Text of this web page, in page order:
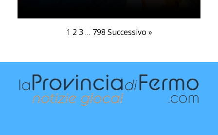
1 2 3 … 798 Successivo »